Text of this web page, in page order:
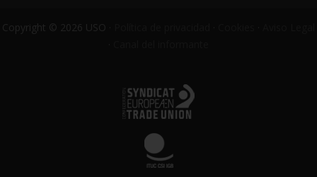
Copyright © 2026 USO ·